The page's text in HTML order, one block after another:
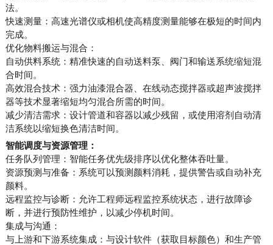
法。
快速测量：高速光谱仪或相机使高精度测量能够在极短的时间内
完成。
优化物料搬运与混合：
自动供料系统：精准快速的自动送料泵、阀门和输送系统缩短混
合时间。
高效混合技术：强力油漆混合器、在线动态搅拌器或超声波搅拌
器等技术显著缩短均匀混合所需的时间。
减少清洁需求：设计管道和容器以减少残留，或使用溶剂自动清
洁系统以缩短换色清洁时间。
智能调度与资源管理：
任务队列管理：智能任务优先级排序以优化整体吞吐量。
资源预测与准备：系统可以预测颜料消耗，提供警告或自动补充
颜料。
远程监控与诊断：允许工程师远程监控系统状态，进行故障诊
断，并进行预防性维护，以减少停机时间。
集成与沟通：
与上游和下游系统集成：与设计软件（获取目标颜色）和生产管